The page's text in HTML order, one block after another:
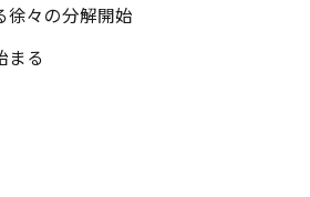
徐々の分解開始
まる